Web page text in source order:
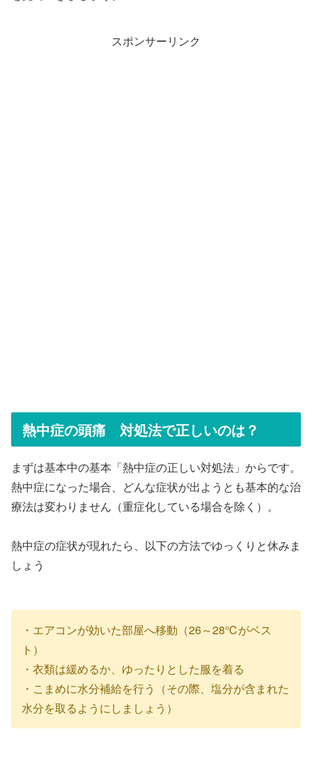
スポンサーリンク
熱中症の頭痛 対処法で正しいのは？
まずは基本中の基本「熱中症の正しい対処法」からです。
熱中症になった場合、どんな症状が出ようとも基本的な治
療法は変わりません（重症化している場合を除く）。
熱中症の症状が現れたら、以下の方法でゆっくりと休みま
しょう
・エアコンが効いた部屋へ移動（26～28℃がベス
ト）
・衣類は緩めるか、ゆったりとした服を着る
・こまめに水分補給を行う（その際、塩分が含まれた
水分を取るようにしましょう）